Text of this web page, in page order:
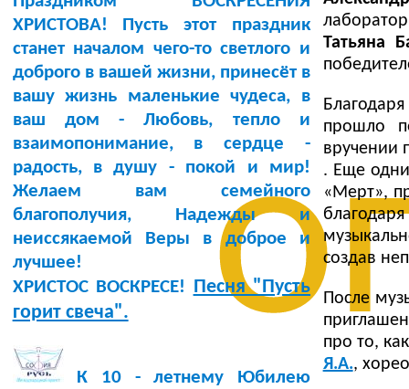
ХРИСТОВА! Пусть этот праздник
станет началом чего-то светлого и
доброго в вашей жизни, принесёт в
вашу жизнь маленькие чудеса, в
ваш дом - Любовь, тепло и
взаимопонимание, в сердце -
радость, в душу - покой и мир!
Желаем вам семейного
благополучия, Надежды и
неиссякаемой Веры в доброе и
лучшее!
ХРИСТОС ВОСКРЕСЕ! Песня "Пусть
горит свеча".
К 10 - летнему Юбилею
Татьяна
прошло
вручении
. Еще
«Мерт»,
создав
После
про то,
Я.А.,